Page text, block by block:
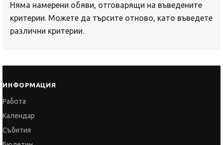
Няма намерени обяви, отговарящи на въведените
критерии. Можете да търсите отново, като въведете
различни критерии.
ИНФОРМАЦИЯ
Работа
Календар
Събития